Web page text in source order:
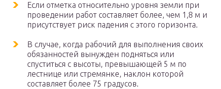
Если отметка относительно уровня земли при
проведении работ составляет более, чем 1,8 м и
присутствует риск падения с этого горизонта.
В случае, когда рабочий для выполнения своих
обязанностей вынужден подняться или
спуститься с высоты, превышающей 5 м по
лестнице или стремянке, наклон которой
составляет более 75 градусов.